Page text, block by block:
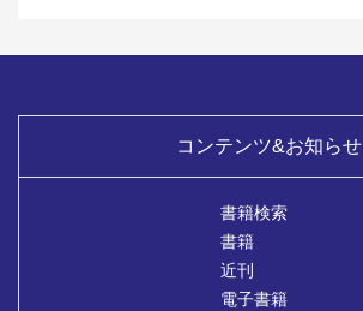
コンテンツ&お知らせ
書籍検索
書籍
近刊
電子書籍